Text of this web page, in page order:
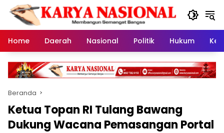
Langsung
konten
Home
Daerah Nasional Politik Hukum
Beranda
Ketua Topan RI Tulang Bawang
Dukung Wacana Pemasangan Portal